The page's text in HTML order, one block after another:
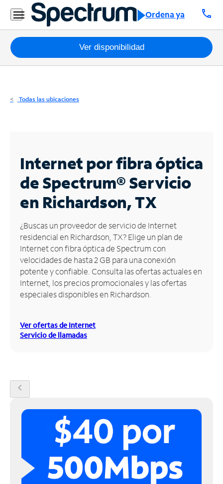
Ordena ya call
Residencial
Business
Paquetes
Internet
Business
Contáctanos
Inglés
Administrar
cuenta
Encuentra
una
tienda
Ver disponibilidad
Todas las ubicaciones
Internet por fibra óptica
de Spectrum®Servicio
en Richardson, TX
¿Buscas un proveedor de servicio de Internet
residencial en Richardson, TX? Elige un plan de
Internet con fibra óptica de Spectrum con
velocidades de hasta 2 GB para una conexión
potente y confiable. Consulta las ofertas actuales en
Internet, los precios promocionales y las ofertas
especiales disponibles en Richardson.
Ver ofertas de Internet
Servicio de llamadas
chevron_left